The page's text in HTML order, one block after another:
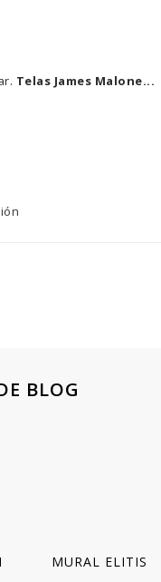
Telas James Malone...
BLOG
MURAL ELITIS